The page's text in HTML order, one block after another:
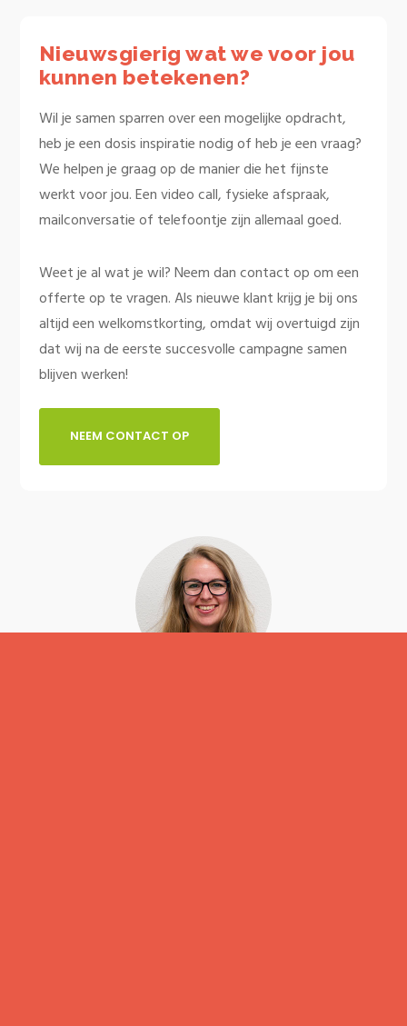
Nieuwsgierig wat we voor jou
kunnen betekenen?
Wil je samen sparren over een mogelijke opdracht,
heb je een dosis inspiratie nodig of heb je een vraag?
We helpen je graag op de manier die het fijnste
werkt voor jou. Een video call, fysieke afspraak,
mailconversatie of telefoontje zijn allemaal goed.
Weet je al wat je wil? Neem dan contact op om een
offerte op te vragen. Als nieuwe klant krijg je bij ons
altijd een welkomstkorting, omdat wij overtuigd zijn
dat wij na de eerste succesvolle campagne samen
blijven werken!
NEEM CONTACT OP